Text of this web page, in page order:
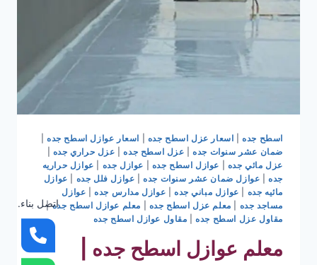
اسطح جده| اسعار عزل اسطح جده اسعار عوازل اسطح جده|
ضمان عشر سنوات جده| عزل اسطح جده| عزل حراري جده
عزل مائي جده
عوازل اسطح جده عوازل جده
عوازل حراريه
جده| عوازل ضمان عشر سنوات جده| عوازل فلل جده
عوازل
مائيه جده
عوازل مباني جده عوازل مدارس جده| عوازل
مساجد جده
معلم عزل اسطح جده معلم عوازل اسطح جده|
مقاول عزل اسطح جده| مقاول عوازل اسطح جده
معلم عوازل اسطح جده |
اتصل بناء.